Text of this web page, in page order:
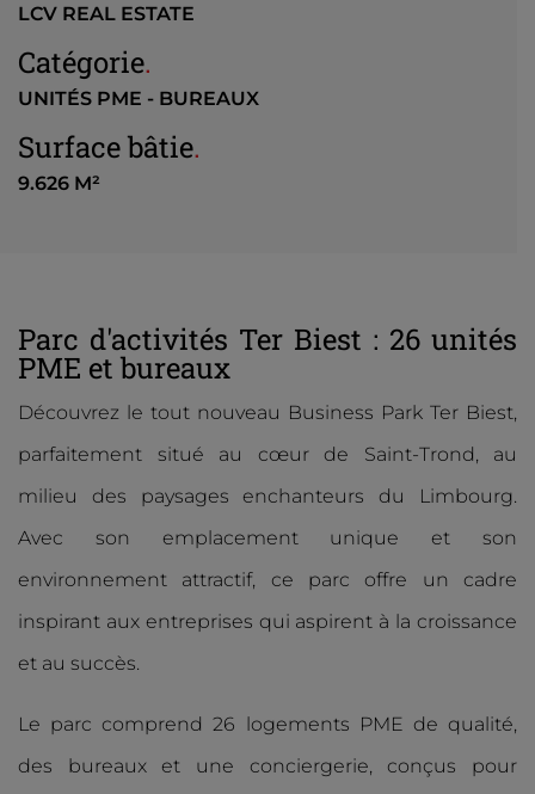
LCV REAL ESTATE
Catégorie.
UNITÉS PME - BUREAUX
Surface bâtie.
9.626 M²
Parc d'activités Ter Biest : 26 unités
PME et bureaux
Découvrez le tout nouveau Business Park Ter Biest,
parfaitement situé au cœur de Saint-Trond, au
milieu des paysages enchanteurs du Limbourg.
Avec son emplacement unique et son
environnement attractif, ce parc offre un cadre
inspirant aux entreprises qui aspirent à la croissance
et au succès.
Le parc comprend 26 logements PME de qualité,
des bureaux et une conciergerie, conçus pour